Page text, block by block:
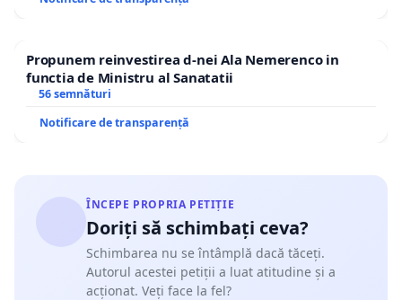
Propunem reinvestirea d-nei Ala Nemerenco in
functia de Ministru al Sanatatii
56 semnături
Notificare de transparență
ÎNCEPE PROPRIA PETIȚIE
Doriți să schimbați ceva?
Schimbarea nu se întâmplă dacă tăceți.
Autorul acestei petiții a luat atitudine și a
acționat. Veți face la fel?